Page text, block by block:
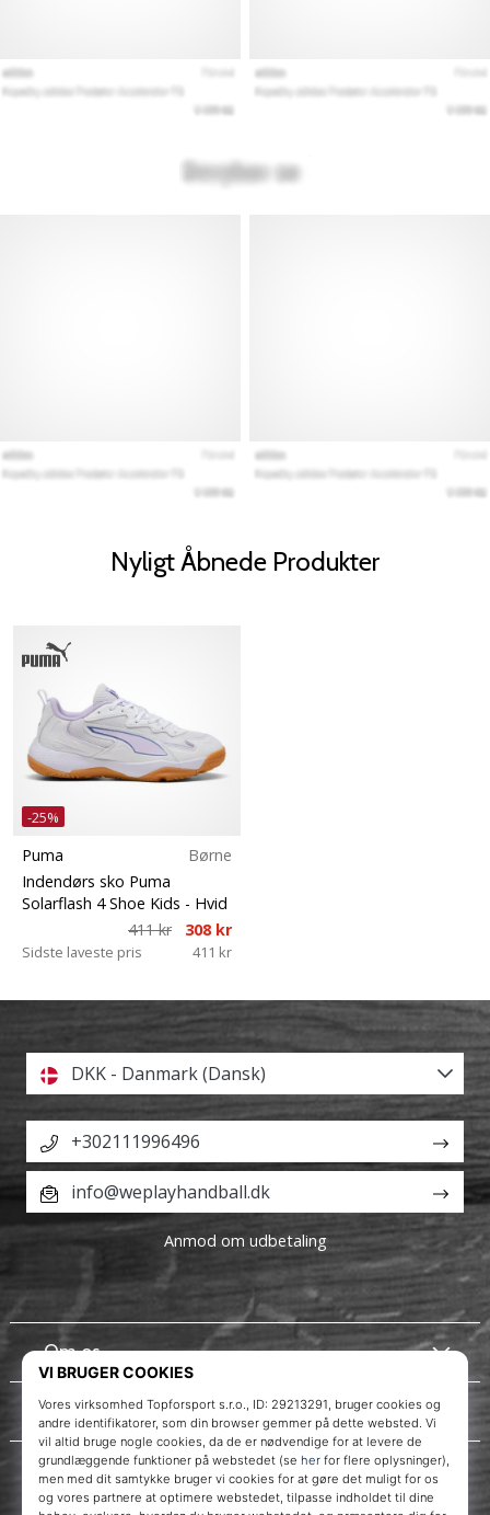
Nyligt Åbnede Produkter
-25%
Puma
Børne
Indendørs sko Puma
Solarflash 4 Shoe Kids - Hvid
411 kr
308 kr
Sidste laveste pris 411 kr
Om os
Kundeservice
DKK - Danmark (Dansk)
+302111996496
info@weplayhandball.dk
Anmod om udbetaling